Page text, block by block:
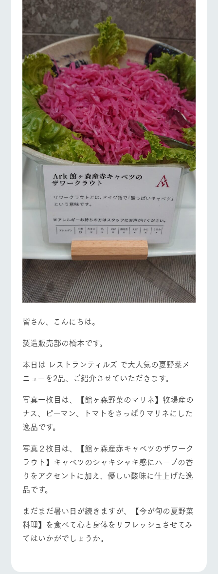
皆さん、こんにちは。
製造販売部の橋本です。
本日は レストランティルズ で大人気の夏野菜メ
ニューを2品、ご紹介させていただきます。
写真一枚目は、【館ヶ森野菜のマリネ】牧場産の
ナス、ピーマン、トマトをさっぱりマリネにした
逸品です。
写真２枚目は、【館ヶ森産赤キャベツのザワーク
ラウト】キャベツのシャキシャキ感にハーブの香
りをアクセントに加え、優しい酸味に仕上げた逸
品です。
まだまだ暑い日が続きますが、【今が旬の夏野菜
料理】を食べて心と身体をリフレッシュさせてみ
てはいかがでしょうか。